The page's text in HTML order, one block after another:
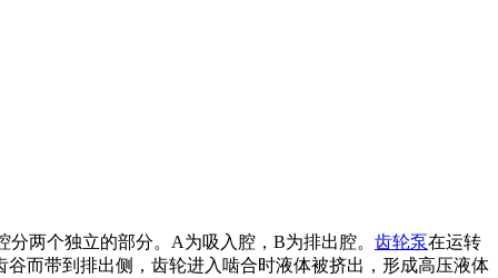
两个独立的部分。A为吸入腔，B为排出腔。 齿轮泵在运转
而带到排出侧，齿轮进入啮合时液体被挤出，形成高压液体